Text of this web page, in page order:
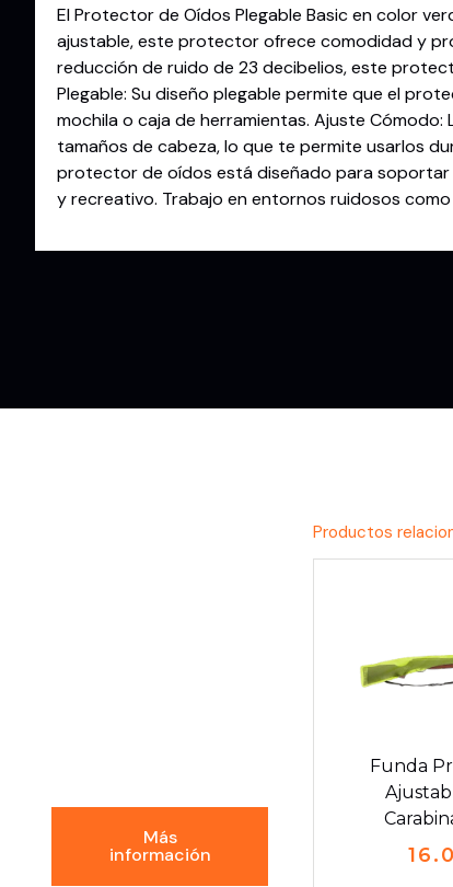
El Protector de Oídos Plegable Basic en color
ajustable, este protector ofrece comodidad y
reducción de ruido de 23 decibelios, este
Plegable: Su diseño plegable permite que el
mochila o caja de herramientas. Ajuste
tamaños de cabeza, lo que te permite usarlos
protector de oídos está diseñado para soportar
y recreativo. Trabajo en entornos ruidosos
Más
información
Productos
Funda